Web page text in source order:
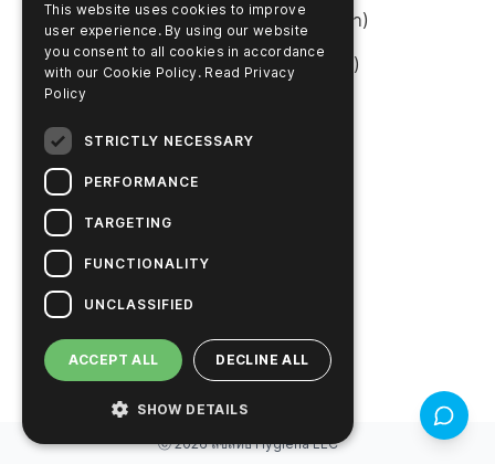
ข้อเสนอ
ร้านค้าออนไลน์ (สหรัฐอเมริกา)
ร้านค้าออนไลน์ (ออสเตรเลีย)
โซลูชันเพื่อความยั่งยืน
ⓒ2026 ลิขสิทธิ์Hygiena LLC
This website uses cookies to improve
user experience. By using our website
you consent to all cookies in accordance
with our Cookie Policy. Read Privacy
Policy
STRICTLY NECESSARY
PERFORMANCE
TARGETING
FUNCTIONALITY
UNCLASSIFIED
ACCEPT ALL DECLINE ALL
SHOW DETAILS